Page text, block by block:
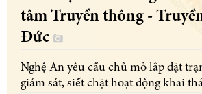
tâm Truyền thông -
Đức
Nghệ An yêu cầu chủ mỏ lắp đặt
giám sát, siết chặt hoạt động khai